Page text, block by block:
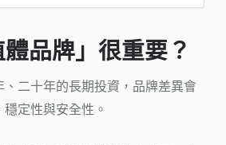
品牌」很重要？
二十年的長期投資，品牌差異會
定性與安全性。